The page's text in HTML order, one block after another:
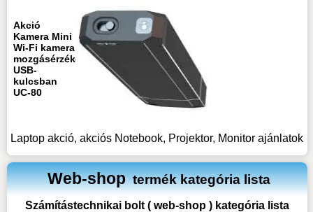
Akció
Kamera Mini
Wi-Fi kamera
mozgásérzékeléssel
USB-
kulcsban
UC-80
Laptop akció, akciós Notebook, Projektor, Monitor ajánlatok
Web-shop termék kategória lista
Számítástechnikai bolt ( web-shop ) kategória lista